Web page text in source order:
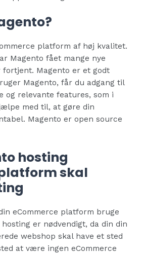
platform af høj kvalitet.
Magento fået mange nye
fortjent. Magento er et godt
Magento, får du adgang til
og relevante features, som i
med til, at gøre din
Magento er open source
hosting
skal
eCommerce platform bruge
er nødvendigt, da din din
webshop skal have et sted
at være ingen eCommerce